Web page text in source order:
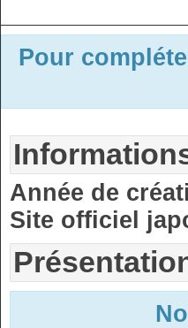
Pour
Année de
Site officiel